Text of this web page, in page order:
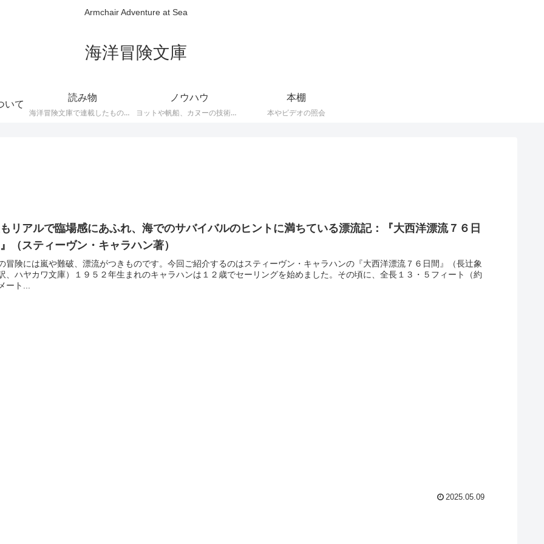
Armchair Adventure at Sea
海洋冒険文庫
いて
読み物
海洋冒険文庫で連載したものです
ノウハウ
ヨットや帆船、カヌーの技術的な説明
本棚
本やビデオの照会
リアルで臨場感にあふれ、海でのサバイバルのヒントに満ちている漂流記：『大西洋漂流７６日
（スティーヴン・キャラハン著）
冒険には嵐や難破、漂流がつきものです。今回ご紹介するのはスティーヴン・キャラハンの『大西洋漂流７６日間』（長辻象
、ハヤカワ文庫）１９５２年生まれのキャラハンは１２歳でセーリングを始めました。その頃に、全長１３・５フィート（約
ート...
2025.05.09